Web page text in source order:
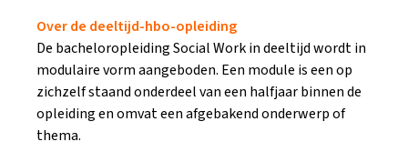
Over de deeltijd-hbo-opleiding
De bacheloropleiding Social Work in deeltijd wordt in
modulaire vorm aangeboden. Een module is een op
zichzelf staand onderdeel van een halfjaar binnen de
opleiding en omvat een afgebakend onderwerp of
thema.